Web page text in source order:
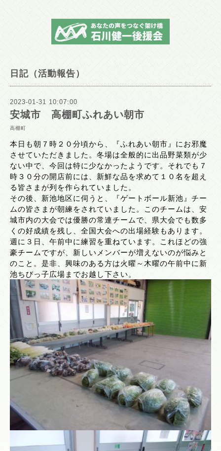
日記（活動報告）
2023-01-31 10:07:00
安城市 高棚町ふれあい朝市
高棚町
本日も朝７時２０分頃から、『ふれあい朝市』にお邪魔
させていただきました。冬場は全般的に出品野菜類が少
ない中で、今回は特に少なかったようです。それでも７
時３０分の開店前には、新鮮な品を求めて１０名を超え
る皆さまが列を作られていました。
その後、新池地区に伺うと、『ゲートボール新池』チー
ムの皆さまが朝練をされていました。このチームは、安
城市内の大会では優勝の常連チームで、県大会でも数多
くの好成績を残し、全国大会への出場経験もあります。
週に３日、午前中に練習を重ねています。これほどの強
豪チームですが、新しいメンバーが増えないのが悩みと
のこと。是非、興味のある方は火曜～木曜の午前中に新
池ちびっ子広場までお越し下さい。